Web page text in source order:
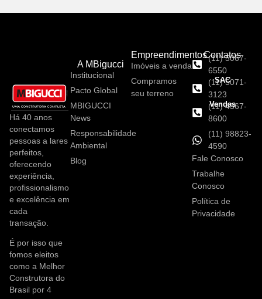
Há 40 anos
conectamos
pessoas a lares
perfeitos,
oferecendo
experiência,
profissionalismo
e excelência em
cada
transação.
É por isso que
fomos eleitos
como a Melhor
Construtora do
Brasil por 4
A MBigucci
Institucional
Pacto Global
MBIGUCCI
News
Responsabilidade
Ambiental
Blog
Empreendimentos
Imóveis a venda
Compramos
seu terreno
Contatos
(11) 5067-
6550
SAC
(11) 5071-
3123
Vendas
(11) 4367-
8600
(11) 98823-
4590
Fale Conosco
Trabalhe
Conosco
Política de
Privacidade